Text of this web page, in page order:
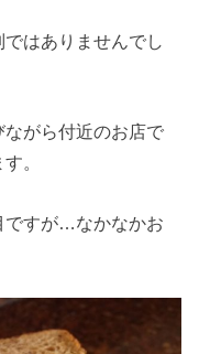
はありませんでし
がら付近のお店で
。
ですが…なかなかお